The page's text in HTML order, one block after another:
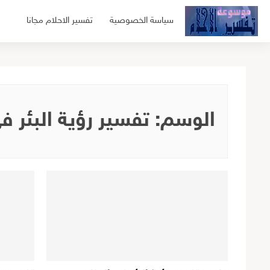
التجاوز
سياسة الخصوصية تفسير الاحلام مجانا
الوسم:تفسير رؤية البئر